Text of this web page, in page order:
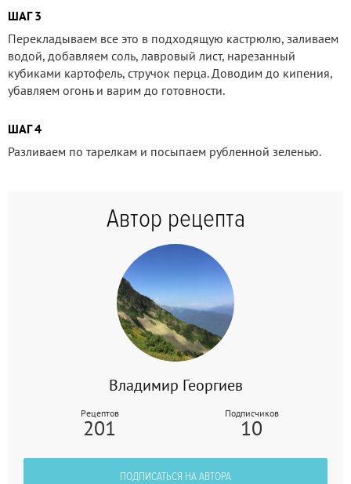
ШАГ 3
Перекладываем все это в подходящую кастрюлю, заливаем
водой, добавляем соль, лавровый лист, нарезанный
кубиками картофель, стручок перца. Доводим до кипения,
убавляем огонь и варим до готовности.
ШАГ 4
Разливаем по тарелкам и посыпаем рубленной зеленью.
Автор рецепта
Владимир Георгиев
Рецептов
201
Подписчиков
10
ПОДПИСАТЬСЯ НА АВТОРА